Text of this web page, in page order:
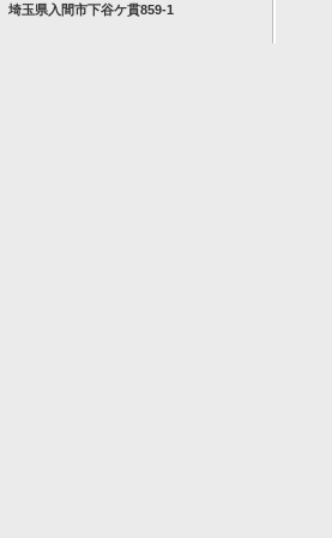
埼玉県入間市下谷ケ貫859-1